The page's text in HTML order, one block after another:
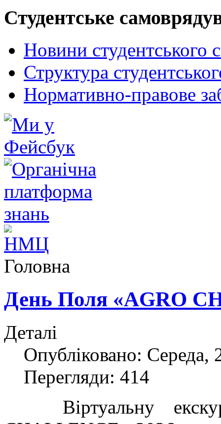
Студентське
Новини студентського
Структура
Нормативно-правове
Головна
День Поля «AGRO
Деталі
Опубліковано: Середа,
Перегляди: 414
Віртуальну